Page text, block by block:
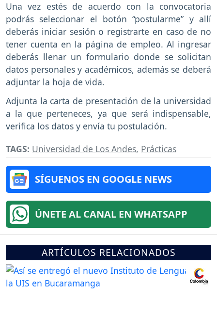
Una vez estés de acuerdo con la convocatoria
podrás seleccionar el botón “postularme” y allí
deberás iniciar sesión o registrarte en caso de no
tener cuenta en la página de empleo. Al ingresar
deberás llenar un formulario donde se solicitan
datos personales y académicos, además se deberá
adjuntar la hoja de vida.
Adjunta la carta de presentación de la universidad
a la que perteneces, ya que será indispensable,
verifica los datos y envía tu postulación.
TAGS: Universidad de Los Andes, Prácticas
SÍGUENOS EN GOOGLE NEWS
ÚNETE AL CANAL EN WHATSAPP
ARTÍCULOS RELACIONADOS